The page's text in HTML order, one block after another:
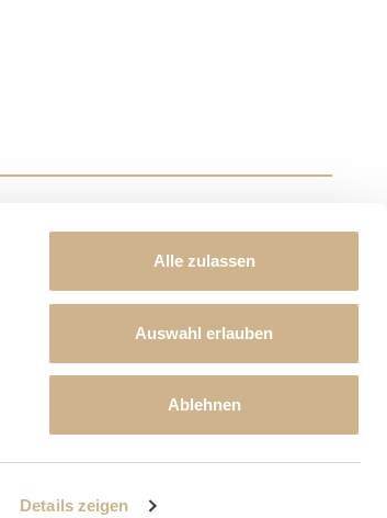
Details zeigen
Alle zulassen
Auswahl erlauben
Ablehnen